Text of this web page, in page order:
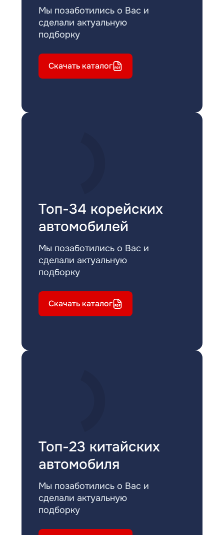
Мы позаботились о Вас и
сделали актуальную
подборку
Скачать каталог
Топ-34 корейских
автомобилей
Мы позаботились о Вас и
сделали актуальную
подборку
Скачать каталог
Топ-23 китайских
автомобиля
Мы позаботились о Вас и
сделали актуальную
подборку